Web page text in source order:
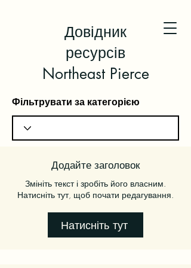
Довідник
ресурсів
Northeast Pierce
Фільтрувати за категорією
Додайте заголовок
Змініть текст і зробіть його власним.
Натисніть тут, щоб почати редагування.
Натисніть тут